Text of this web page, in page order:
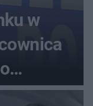
w
000 zł